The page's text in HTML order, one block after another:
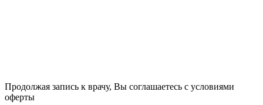
Продолжая запись к врачу, Вы соглашаетесь с условиями
оферты